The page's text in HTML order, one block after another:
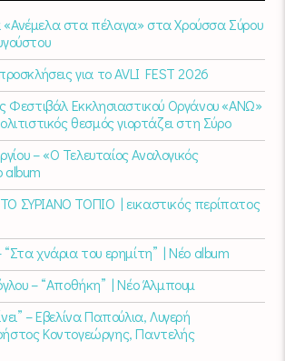
στα πέλαγα» στα Χρούσσα Σύρου
για το AVLI FEST 2026
Φεστιβάλ Εκκλησιαστικού Οργάνου «ΑΝΩ»
θεσμός γιορτάζει στη Σύρο​
– «Ο Τελευταίος Αναλογικός
ΣΥΡΙΑΝΟ ΤΟΠΙΟ | εικαστικός περίπατος
χνάρια του ερημίτη” | Νέο album
– “Αποθήκη” | Νέο Άλμπουμ
– Εβελίνα Παπούλια, Λυγερή
Κοντογεώργης, Παντελής